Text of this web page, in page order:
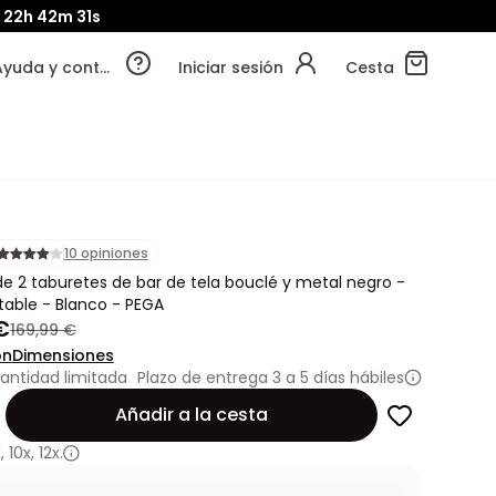
22h 42m 29s
Ayuda y contacto Iniciar sesión Cesta
10 opiniones
2 taburetes de bar de tela bouclé y metal negro -
- Blanco - PEGA
169,99 €
Dimensiones
limitada Plazo de entrega 3 a 5 días hábiles
Añadir a la cesta
, 10x, 12x.